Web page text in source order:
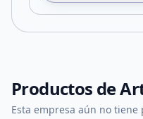
Productos de
Esta empresa aún no